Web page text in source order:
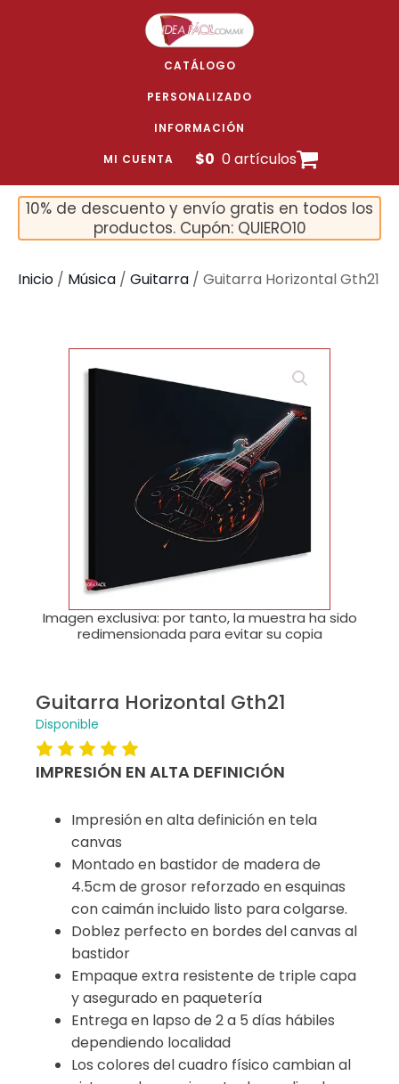
CATÁLOGO
PERSONALIZADO
INFORMACIÓN
MI CUENTA $0 0 artículos
10% de descuento y envío gratis en todos los
productos. Cupón: QUIERO10
Inicio / Música / Guitarra / Guitarra Horizontal Gth21
🔍
Imagen exclusiva: por tanto, la muestra ha sido
redimensionada para evitar su copia
Guitarra Horizontal Gth21
Disponible
IMPRESIÓN EN ALTA DEFINICIÓN
Impresión en alta definición en tela
canvas
Montado en bastidor de madera de
4.5cm de grosor reforzado en esquinas
con caimán incluido listo para colgarse.
Doblez perfecto en bordes del canvas al
bastidor
Empaque extra resistente de triple capa
y asegurado en paquetería
Entrega en lapso de 2 a 5 días hábiles
dependiendo localidad
Los colores del cuadro físico cambian al